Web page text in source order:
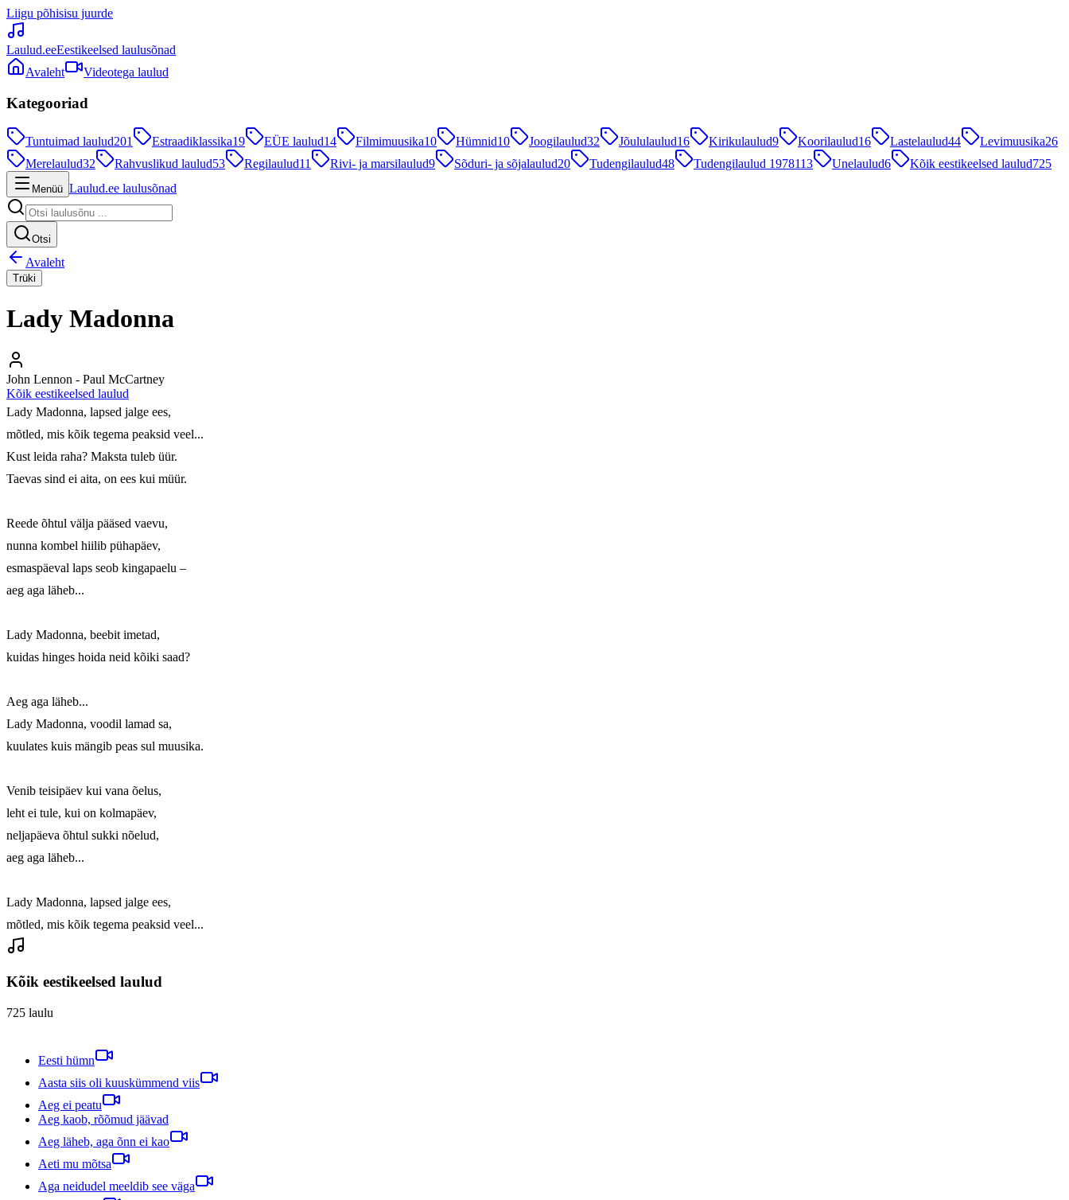
Liigu põhisisu juurde
Laulud.eeEestikeelsed laulusõnad
Avaleht
Videotega laulud
Kategooriad
Tuntuimad laulud201 Estraadiklassika19 EÜE laulud14 Filmimuusika10 Hümnid10 Joogilaulud32 Jõululaulud16 Kirikulaulud9 Koorilaulud16 Lastelaulud44 Levimuusika26
Merelaulud32 Rahvuslikud laulud53 Regilaulud11 Rivi- ja marsilaulud9 Sõduri- ja sõjalaulud20 Tudengilaulud48 Tudengilaulud 1978113 Unelaulud6 Kõik eestikeelsed laulud725
Menüü Laulud.ee laulusõnad
Otsi
Avaleht
Trüki
Lady Madonna
John Lennon - Paul McCartney
Kõik eestikeelsed laulud
Lady Madonna, lapsed jalge ees,
mõtled, mis kõik tegema peaksid veel...
Kust leida raha? Maksta tuleb üür.
Taevas sind ei aita, on ees kui müür.
Reede õhtul välja pääsed vaevu,
nunna kombel hiilib pühapäev,
esmaspäeval laps seob kingapaelu –
aeg aga läheb...
Lady Madonna, beebit imetad,
kuidas hinges hoida neid kõiki saad?
Aeg aga läheb...
Lady Madonna, voodil lamad sa,
kuulates kuis mängib peas sul muusika.
Venib teisipäev kui vana õelus,
leht ei tule, kui on kolmapäev,
neljapäeva õhtul sukki nõelud,
aeg aga läheb...
Lady Madonna, lapsed jalge ees,
mõtled, mis kõik tegema peaksid veel...
Kõik eestikeelsed laulud
725 laulu
Eesti hümn
Aasta siis oli kuuskümmend viis
Aeg ei peatu
Aeg kaob, rõõmud jäävad
Aeg läheb, aga õnn ei kao
Aeti mu mõtsa
Aga neidudel meeldib see väga